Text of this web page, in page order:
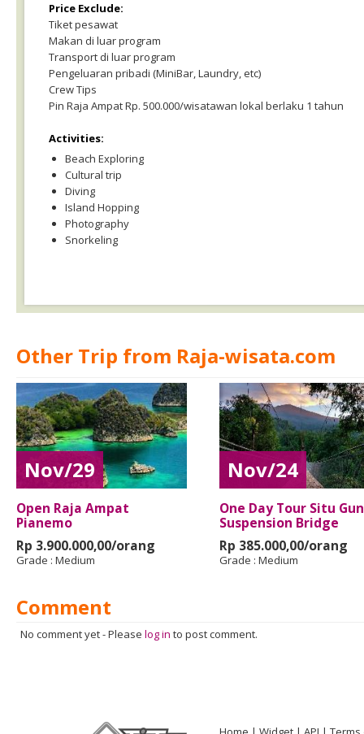
Price Exclude:
Tiket pesawat
Makan di luar program
Transport di luar program
Pengeluaran pribadi (MiniBar, Laundry, etc)
Crew Tips
Pin Raja Ampat Rp. 500.000/wisatawan lokal berlaku 1 tahun
Activities:
Beach Exploring
Cultural trip
Diving
Island Hopping
Photography
Snorkeling
Other Trip from Raja-wisata.com
Nov/29
Open Raja Ampat
Pianemo
Rp 3.900.000,00/orang
Grade : Medium
Nov/24
One Day Tour Situ
Suspension Bridge
Rp 385.000,00/orang
Grade : Medium
Comment
No comment yet-Please log in to post comment.